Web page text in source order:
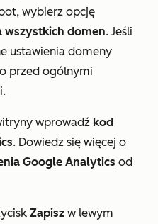
wybierz opcję
wszystkich domen. Jeśli
ustawienia domeny
przed ogólnymi
wprowadź kod
. Dowiedz się więcej o
Google Analytics od
Zapisz w lewym